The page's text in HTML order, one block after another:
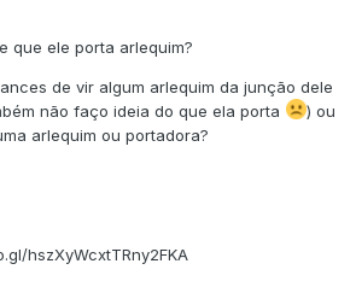
que ele porta arlequim?
de vir algum arlequim da junção dele
não faço ideia do que ela porta
) ou
arlequim ou portadora?
hszXyWcxtTRny2FKA